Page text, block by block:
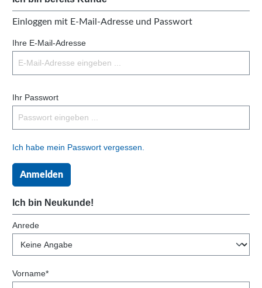
Einloggen mit E-Mail-Adresse und Passwort
Ihre E-Mail-Adresse
Ihr Passwort
Ich habe mein Passwort vergessen.
Anmelden
Ich bin Neukunde!
Anrede
Vorname*